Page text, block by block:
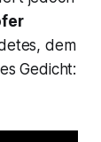
dem
Gedicht: